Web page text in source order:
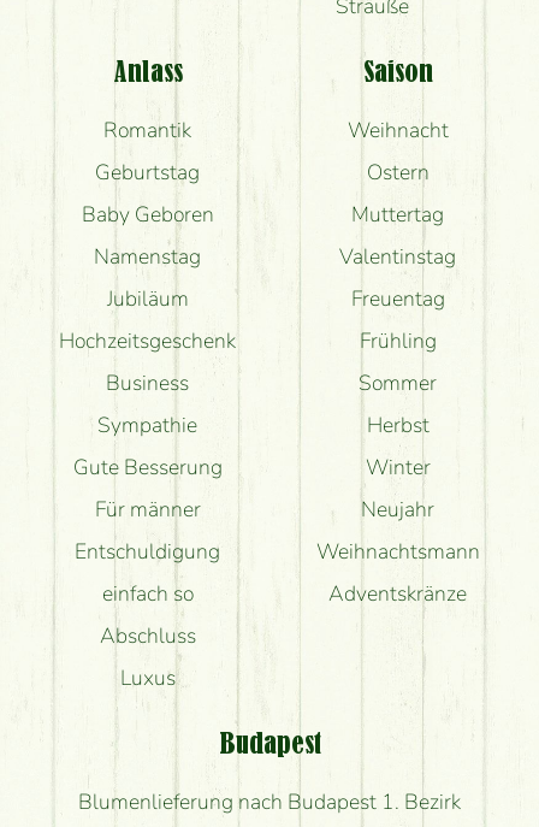
Anlass
Romantik
Geburtstag
Baby Geboren
Namenstag
Jubiläum
Hochzeitsgeschenk
Business
Sympathie
Gute Besserung
Für männer
Entschuldigung
einfach so
Abschluss
Luxus
Saison
Weihnacht
Ostern
Muttertag
Valentinstag
Freuentag
Frühling
Sommer
Herbst
Winter
Neujahr
Weihnachtsmann
Adventskränze
Budapest
Blumenlieferung nach Budapest 1. Bezirk